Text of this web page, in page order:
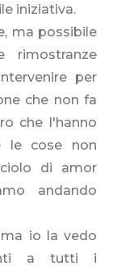
iniziativa.
ma possibile
rimostranze
per
che non fa
che l'hanno
le cose non
di amor
andando
io la vedo
a tutti i